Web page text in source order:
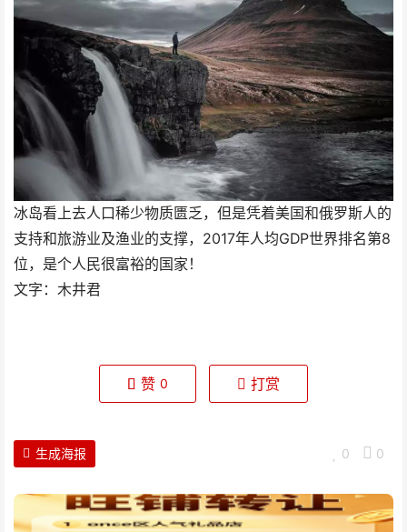
冰岛看上去人口稀少物质匮乏，但是凭着美国和俄罗斯人的
支持和旅游业及渔业的支撑，2017年人均GDP世界排名第8
位，是个人民很富裕的国家！
文字：木井君
赞 0 打赏
0 0
生成海报